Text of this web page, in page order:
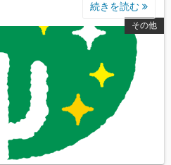
その他
続きを読む